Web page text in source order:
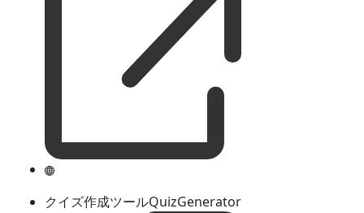
クイズ作成ツールQuizGenerator